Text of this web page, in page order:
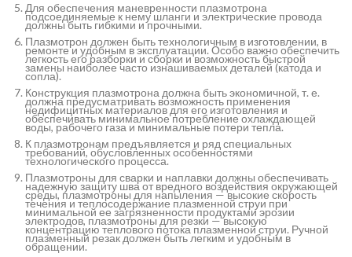
Для обеспечения маневренности плазмотрона
подсоединяемые к нему шланги и электрические провода
должны быть гибкими и прочными.
Плазмотрон должен быть технологичным в изготовлении, в
ремонте и удобным в эксплуатации. Особо важно обеспечить
легкость его разборки и сборки и возможность быстрой
замены наиболее часто изнашиваемых деталей (катода и
сопла).
Конструкция плазмотрона должна быть экономичной, т. е.
должна предусматривать возможность применения
недифицитных материалов для его изготовления и
обеспечивать минимальное потребление охлаждающей
воды, рабочего газа и минимальные потери тепла.
К плазмотронам предъявляется и ряд специальных
требований, обусловленных особенностями
технологического процесса.
Плазмотроны для сварки и наплавки должны обеспечивать
надежную защиту шва от вредного воздействия окружающей
среды, плазмотроны для напыления — высокие скорость
течения и теплосодержание плазменной струи при
минимальной ее загрязненности продуктами эрозии
электродов, плазмотроны для резки — высокую
концентрацию теплового потока плазменной струи. Ручной
плазменный резак должен быть легким и удобным в
обращении.